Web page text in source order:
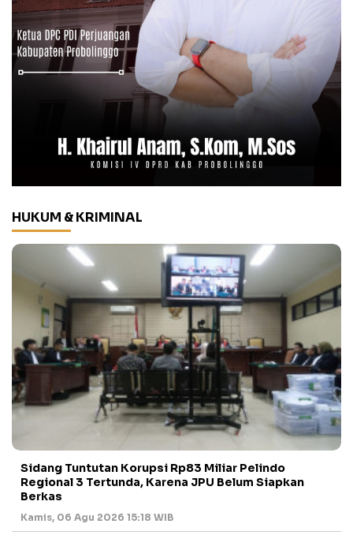
HUKUM & KRIMINAL
Sidang Tuntutan Korupsi Rp83 Miliar Pelindo
Regional 3 Tertunda, Karena JPU Belum Siapkan
Berkas
Kamis, 06 Agu 2026 15:18 WIB